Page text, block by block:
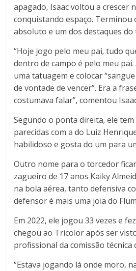
apagado, Isaac voltou a crescer
conquistando espaço.
absoluto e um dos destaques do
“Hoje jogo pelo meu pai, tudo
dentro de campo é pelo meu
uma tatuagem e colocar
de vontade de vencer”. Era a
costumava falar”, comentou
Segundo o ponta direita, ele
parecidas com a do Luiz
habilidoso e gosta do um para
Outro nome para o torcedor
zagueiro de 17 anos Kaiky
na bola aérea, tanto defensiva
defensor é mais uma joia do
Em 2022, ele jogou 33 vezes e
chegou ao Tricolor após ser
profissional da comissão técnica
“Estava jogando lá onde moro,